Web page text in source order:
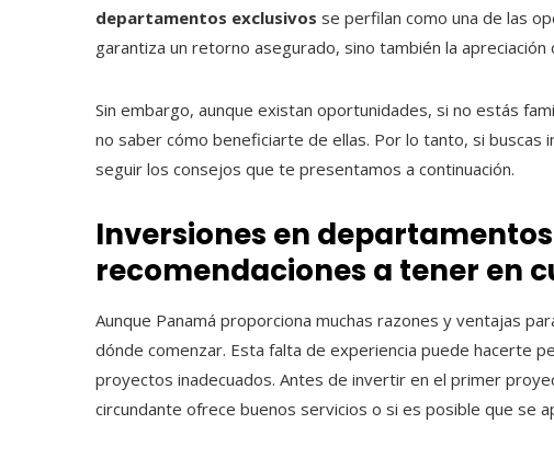
departamentos exclusivos se perfilan como una de las
garantiza un retorno asegurado, sino también la
Sin embargo, aunque existan oportunidades, si no estás
no saber cómo beneficiarte de ellas. Por lo tanto, si buscas
seguir los consejos que te presentamos a continuación.
Inversiones en
recomendaciones a tener en
Aunque Panamá proporciona muchas razones y ventajas
dónde comenzar. Esta falta de experiencia puede hacerte
proyectos inadecuados. Antes de invertir en el primer
circundante ofrece buenos servicios o si es posible que se